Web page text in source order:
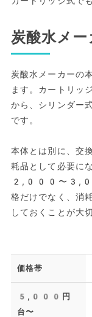
炭酸水メー
炭酸水メーカーの
ます。カートリ
から、シリンダー
です。
本体とは別に、交
耗品として必要に
2,000〜3,000
格だけでなく、消
しておくことが大
価格帯
5,000円
台〜